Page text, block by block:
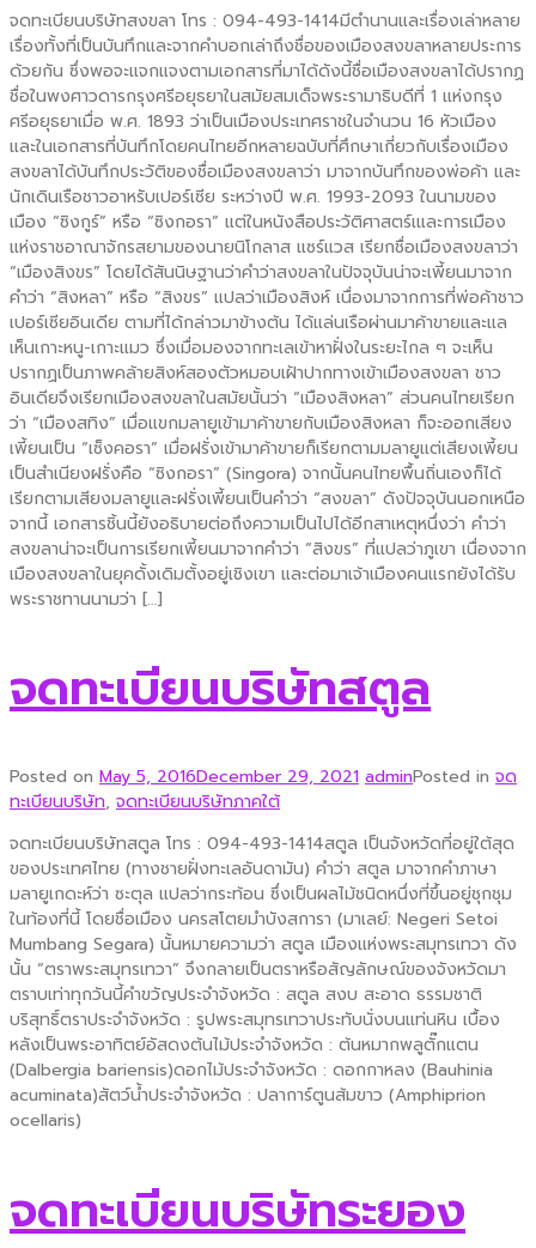
จดทะเบียนบริษัทสงขลา โทร : 094-493-1414มีตำนานและเรื่องเล่าหลาย
เรื่องทั้งที่เป็นบันทึกและจากคำบอกเล่าถึงชื่อของเมืองสงขลาหลายประการ
ด้วยกัน ซึ่งพอจะแจกแจงตามเอกสารที่มาได้ดังนี้ชื่อเมืองสงขลาได้ปรากฏ
ชื่อในพงศาวดารกรุงศรีอยุธยาในสมัยสมเด็จพระรามาธิบดีที่ 1 แห่งกรุง
ศรีอยุธยาเมื่อ พ.ศ. 1893 ว่าเป็นเมืองประเทศราชในจำนวน 16 หัวเมือง
และในเอกสารที่บันทึกโดยคนไทยอีกหลายฉบับที่ศึกษาเกี่ยวกับเรื่องเมือง
สงขลาได้บันทึกประวัติของชื่อเมืองสงขลาว่า มาจากบันทึกของพ่อค้า และ
นักเดินเรือชาวอาหรับเปอร์เซีย ระหว่างปี พ.ศ. 1993-2093 ในนามของ
เมือง “ซิงกูร์” หรือ “ซิงกอรา” แต่ในหนังสือประวัติศาสตร์เและการเมือง
แห่งราชอาณาจักรสยามของนายนิโกลาส แซร์แวส เรียกชื่อเมืองสงขลาว่า
“เมืองสิงขร” โดยได้สันนิษฐานว่าคำว่าสงขลาในปัจจุบันน่าจะเพี้ยนมาจาก
คำว่า “สิงหลา” หรือ “สิงขร” แปลว่าเมืองสิงห์ เนื่องมาจากการที่พ่อค้าชาว
เปอร์เซียอินเดีย ตามที่ได้กล่าวมาข้างต้น ได้แล่นเรือผ่านมาค้าขายและแล
เห็นเกาะหนู-เกาะแมว ซึ่งเมื่อมองจากทะเลเข้าหาฝั่งในระยะไกล ๆ จะเห็น
ปรากฏเป็นภาพคล้ายสิงห์สองตัวหมอบเฝ้าปากทางเข้าเมืองสงขลา ชาว
อินเดียจึงเรียกเมืองสงขลาในสมัยนั้นว่า “เมืองสิงหลา” ส่วนคนไทยเรียก
ว่า “เมืองสทิง” เมื่อแขกมลายูเข้ามาค้าขายกับเมืองสิงหลา ก็จะออกเสียง
เพี้ยนเป็น “เซ็งคอรา” เมื่อฝรั่งเข้ามาค้าขายก็เรียกตามมลายูแต่เสียงเพี้ยน
เป็นสำเนียงฝรั่งคือ “ซิงกอรา” (Singora) จากนั้นคนไทยพื้นถิ่นเองก็ได้
เรียกตามเสียงมลายูและฝรั่งเพี้ยนเป็นคำว่า “สงขลา” ดังปัจจุบันนอกเหนือ
จากนี้ เอกสารชิ้นนี้ยังอธิบายต่อถึงความเป็นไปได้อีกสาเหตุหนึ่งว่า คำว่า
สงขลาน่าจะเป็นการเรียกเพี้ยนมาจากคำว่า “สิงขร” ที่แปลว่าภูเขา เนื่องจาก
เมืองสงขลาในยุคดั้งเดิมตั้งอยู่เชิงเขา และต่อมาเจ้าเมืองคนแรกยังได้รับ
พระราชทานนามว่า […]
จดทะเบียนบริษัทสตูล
Posted on May 5, 2016December 29, 2021 adminPosted in จด
ทะเบียนบริษัท, จดทะเบียนบริษัทภาคใต้
จดทะเบียนบริษัทสตูล โทร : 094-493-1414สตูล เป็นจังหวัดที่อยู่ใต้สุด
ของประเทศไทย (ทางชายฝั่งทะเลอันดามัน) คำว่า สตูล มาจากคำภาษา
มลายูเกดะห์ว่า ซะตุล แปลว่ากระท้อน ซึ่งเป็นผลไม้ชนิดหนึ่งที่ขึ้นอยู่ชุกชุม
ในท้องที่นี้ โดยชื่อเมือง นครสโตยมำบังสการา (มาเลย์: Negeri Setoi
Mumbang Segara) นั้นหมายความว่า สตูล เมืองแห่งพระสมุทรเทวา ดัง
นั้น “ตราพระสมุทรเทวา” จึงกลายเป็นตราหรือสัญลักษณ์ของจังหวัดมา
ตราบเท่าทุกวันนี้คำขวัญประจำจังหวัด : สตูล สงบ สะอาด ธรรมชาติ
บริสุทธิ์ตราประจำจังหวัด : รูปพระสมุทรเทวาประทับนั่งบนแท่นหิน เบื้อง
หลังเป็นพระอาทิตย์อัสดงต้นไม้ประจำจังหวัด : ต้นหมากพลูตั๊กแตน
(Dalbergia bariensis)ดอกไม้ประจำจังหวัด : ดอกกาหลง (Bauhinia
acuminata)สัตว์น้ำประจำจังหวัด : ปลาการ์ตูนส้มขาว (Amphiprion
ocellaris)
จดทะเบียนบริษัทระยอง